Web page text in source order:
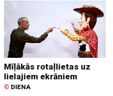
Mīļākās rotaļlietas uz
lielajiem ekrāniem
© DIENA